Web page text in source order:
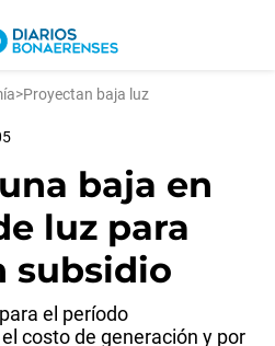
>Proyectan baja luz
baja en
luz para
subsidio
el período
costo de generación y por